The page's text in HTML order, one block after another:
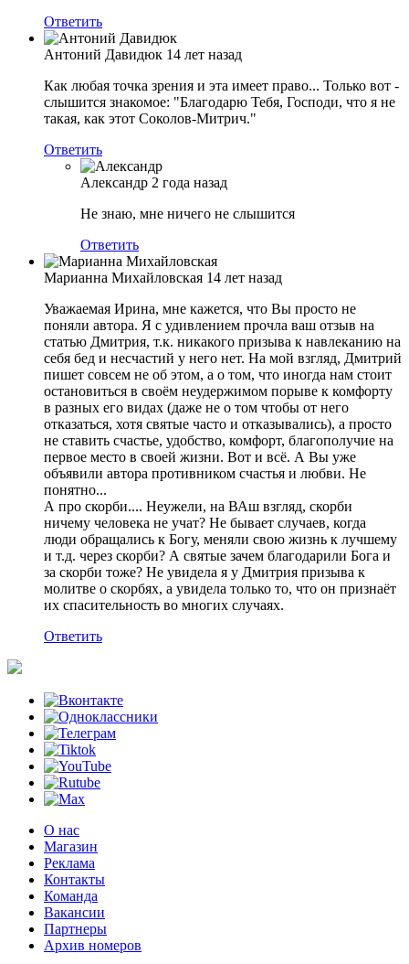
Ответить
Антоний Давидюк 14 лет назад
Как любая точка зрения и эта имеет право... Только вот -
слышится знакомое: "Благодарю Тебя, Господи, что я не
такая, как этот Соколов-Митрич."
Ответить
Александр 2 года назад
Не знаю, мне ничего не слышится
Ответить
Марианна Михайловская 14 лет назад
Уважаемая Ирина, мне кажется, что Вы просто не
поняли автора. Я с удивлением прочла ваш отзыв на
статью Дмитрия, т.к. никакого призыва к навлеканию на
себя бед и несчастий у него нет. На мой взгляд, Дмитрий
пишет совсем не об этом, а о том, что иногда нам стоит
остановиться в своём неудержимом порыве к комфорту
в разных его видах (даже не о том чтобы от него
отказаться, хотя святые часто и отказывались), а просто
не ставить счастье, удобство, комфорт, благополучие на
первое место в своей жизни. Вот и всё. А Вы уже
объявили автора противником счастья и любви. Не
понятно...
А про скорби.... Неужели, на ВАш взгляд, скорби
ничему человека не учат? Не бывает случаев, когда
люди обращались к Богу, меняли свою жизнь к лучшему
и т.д. через скорби? А святые зачем благодарили Бога и
за скорби тоже? Не увидела я у Дмитрия призыва к
молитве о скорбях, а увидела только то, что он признаёт
их спасительность во многих случаях.
Ответить
О нас
Магазин
Реклама
Контакты
Команда
Вакансии
Партнеры
Архив номеров